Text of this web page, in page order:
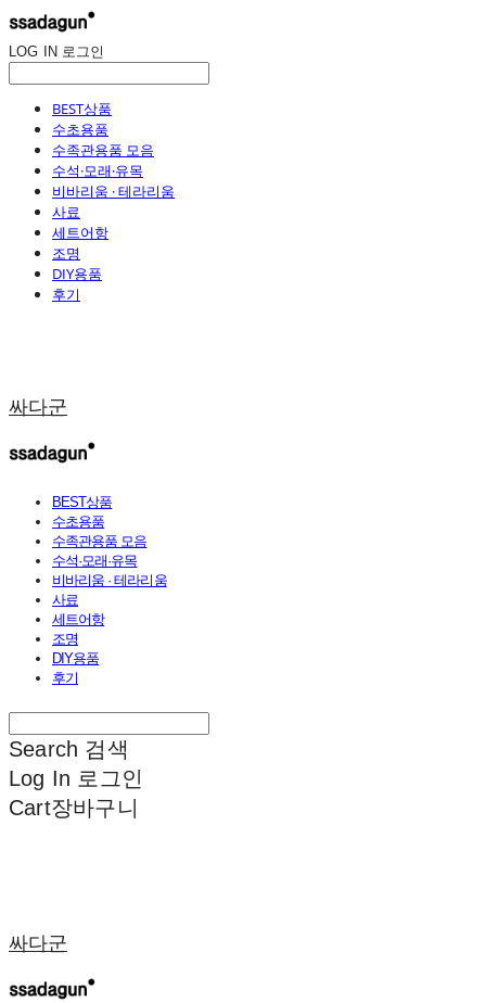
LOG IN 로그인
BEST상품
수초용품
수족관용품 모음
수석·모래·유목
비바리움 · 테라리움
사료
세트어항
조명
DIY용품
후기
싸다군
BEST상품
수초용품
수족관용품 모음
수석·모래·유목
비바리움 · 테라리움
사료
세트어항
조명
DIY용품
후기
Search 검색
Log In 로그인
Cart장바구니
싸다군